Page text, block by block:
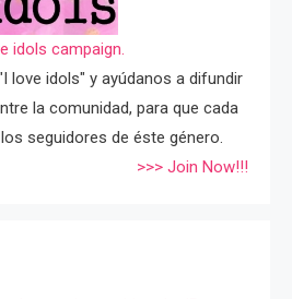
idols campaign.
love idols" y ayúdanos a difundir
la comunidad, para que cada
seguidores de éste género.
>>> Join Now!!!